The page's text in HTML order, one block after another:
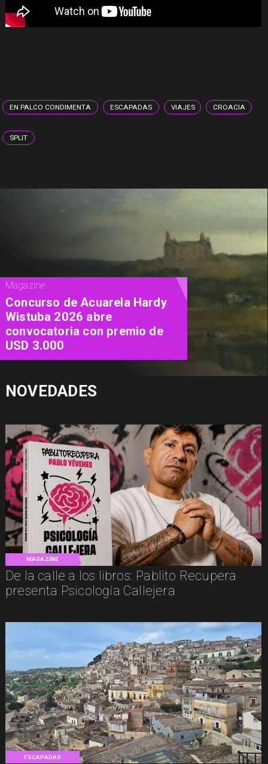
EN PALCO CONDIMENTA ESCAPADAS VIAJES CROACIA
SPLIT
MAGAZINE
De la calle a los libros: Pablito Recupera
presenta Psicología Callejera
ESCAPADAS
Cine
"Diamanti": una carta de amor al
cine contada a través de las
mujeres
NOVEDADES